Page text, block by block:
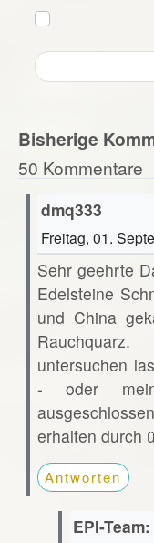
Bisherige
50 Kommentare
dmq333
Freitag, 01.
Sehr geehrte
Edelsteine
und China
untersuchen
- oder
erhalten durch
Antworten
EPI-Team: